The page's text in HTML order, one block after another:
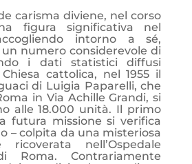
carisma diviene, nel corso
figura significativa nel
intorno a sé,
numero considerevole di
i dati statistici diffusi
cattolica, nel 1955 il
di Luigia Paparelli, che
in Via Achille Grandi, si
alle 18.000 unità. Il primo
futura missione si verifica
– colpita da una misteriosa
nell’Ospedale
Contrariamente